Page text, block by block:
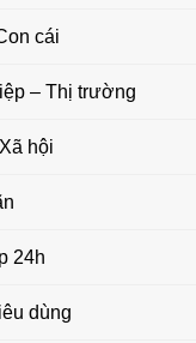
cái
– Thị trường
hội
24h
dùng